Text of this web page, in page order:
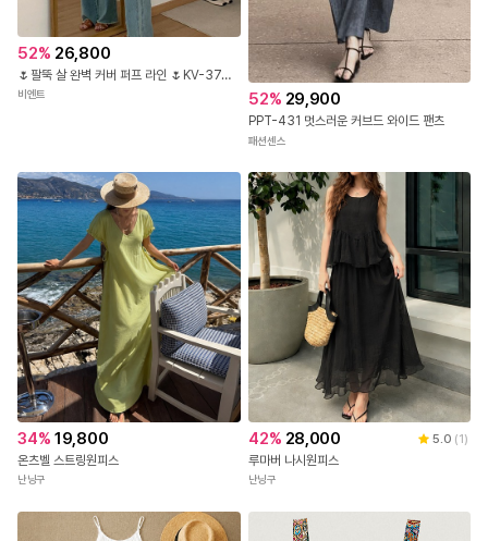
52% 26,800
🌷팔뚝 살 완벽 커버 퍼프 라인 🌷KV-374 하트 패턴 퍼프 셔링 블라우스
비엔트 52% 29,900
PPT-431 멋스러운 커브드 와이드 팬츠
패션센스
34% 19,800
온츠벨 스트링원피스
난닝구
42% 28,000 5.0 (1)
루마버 나시원피스
난닝구